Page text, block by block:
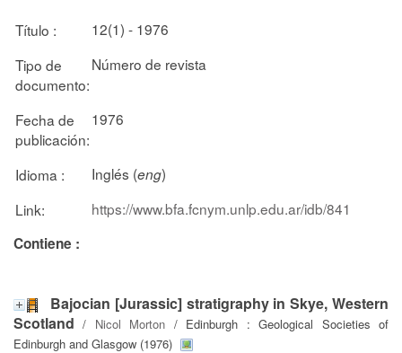
Título :
12(1) - 1976
Tipo de
documento:
Número de revista
Fecha de
publicación:
1976
Idioma : Inglés (eng)
Link:
https://www.bfa.fcnym.unlp.edu.ar/idb/841
Contiene :
Bajocian [Jurassic] stratigraphy in Skye, Western
Scotland / Nicol Morton / Edinburgh : Geological Societies of
Edinburgh and Glasgow (1976)